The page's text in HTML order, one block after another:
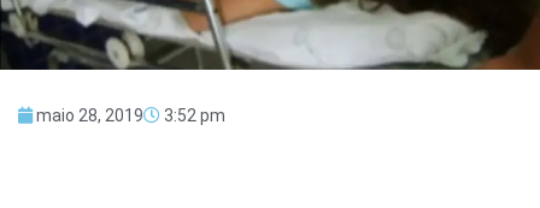
maio 28, 2019 3:52 pm